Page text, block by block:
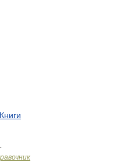
Книги